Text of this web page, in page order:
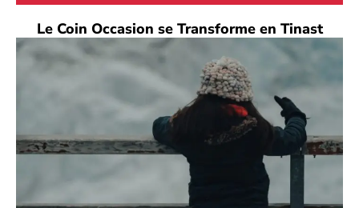
Le Coin Occasion se Transforme en Tinast